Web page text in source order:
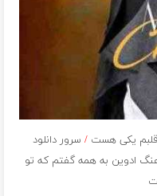
یکی هست /سرور دانلود
ادوین به همه گفتم که تو